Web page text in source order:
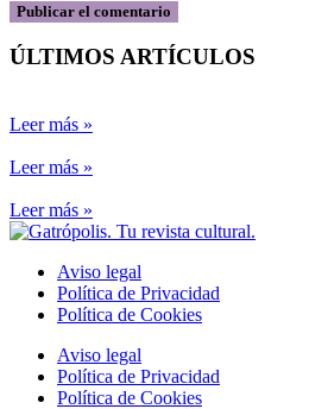
ÚLTIMOS ARTÍCULOS
Leer más »
Leer más »
Leer más »
Aviso legal
Política de Privacidad
Política de Cookies
Aviso legal
Política de Privacidad
Política de Cookies